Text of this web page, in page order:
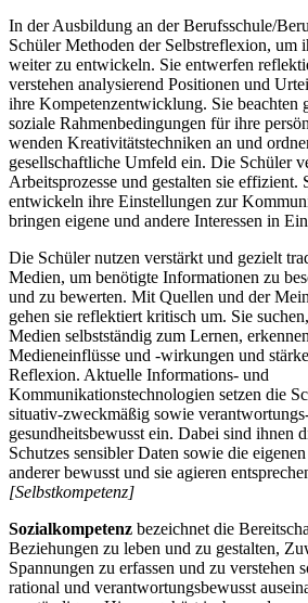
In der Ausbildung an der Berufsschule/
Schüler Methoden der Selbstreflexion, um
weiter zu entwickeln. Sie entwerfen
verstehen analysierend Positionen und
ihre Kompetenzentwicklung. Sie beachten
soziale Rahmenbedingungen für ihre
wenden Kreativitätstechniken an und
gesellschaftliche Umfeld ein. Die Schüler
Arbeitsprozesse und gestalten sie effizient.
entwickeln ihre Einstellungen zur
bringen eigene und andere Interessen in
Die Schüler nutzen verstärkt und gezielt
Medien, um benötigte Informationen zu
und zu bewerten. Mit Quellen und der
gehen sie reflektiert kritisch um. Sie
Medien selbstständig zum Lernen,
Medieneinflüsse und -wirkungen und
Reflexion. Aktuelle Informations- und
Kommunikationstechnologien setzen die
situativ-zweckmäßig sowie
gesundheitsbewusst ein. Dabei sind ihnen
Schutzes sensibler Daten sowie die
anderer bewusst und sie agieren
[Selbstkompetenz]
Sozialkompetenz bezeichnet die
Beziehungen zu leben und zu gestalten,
Spannungen zu erfassen und zu verstehen
rational und verantwortungsbewusst